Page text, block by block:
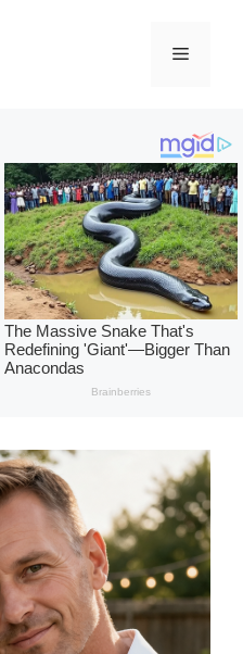
Menu